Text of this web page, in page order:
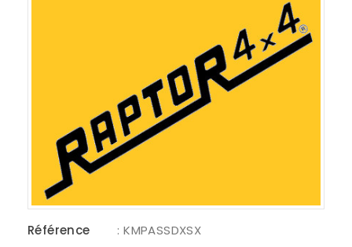
Référence : KMPASSDXSX